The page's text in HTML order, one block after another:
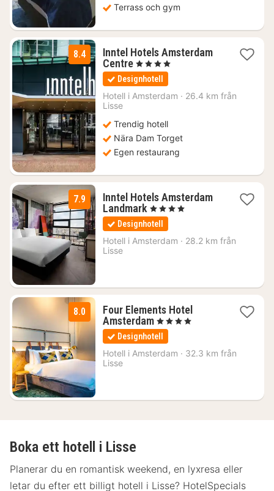
Terrass och gym
8.4
Inntel Hotels Amsterdam
Centre1
natt
från
2061
, 4 Stjärnor
Designhotell
Hotell i Amsterdam · 26.4 km från
Lisse
Trendig hotell
Nära Dam Torget
Egen restaurang
7.9
Inntel Hotels Amsterdam
Landmark 1
natt
från
1518
, 4 Stjärnor
Designhotell
Hotell i Amsterdam · 28.2 km från
Lisse
8.0
Four Elements Hotel
Amsterdam1
natt
från
1056
, 4 Stjärnor
Designhotell
Hotell i Amsterdam · 32.3 km från
Lisse
Boka ett hotell i Lisse
Planerar du en romantisk weekend, en lyxresa eller
letar du efter ett billigt hotell i Lisse? HotelSpecials